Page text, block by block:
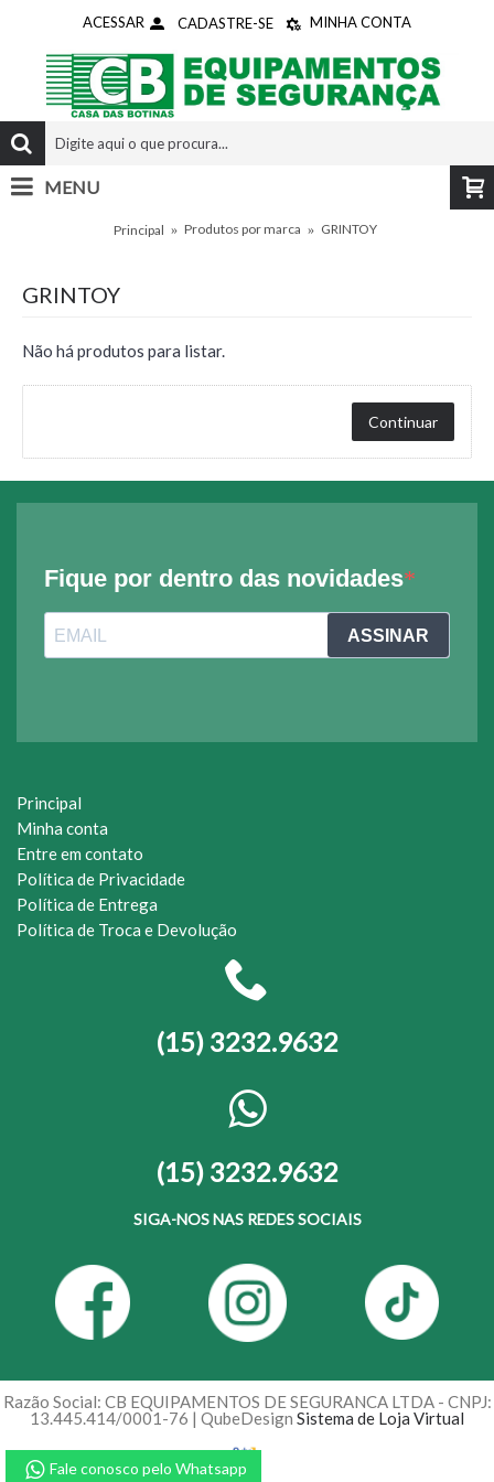
ACESSAR CADASTRE-SE MINHA CONTA
MENU
Principal Produtos por marca GRINTOY
GRINTOY
Não há produtos para listar.
Continuar
Fique por dentro das novidades
ASSINAR
Principal
Minha conta
Entre em contato
Política de Privacidade
Política de Entrega
Política de Troca e Devolução
(15) 3232.9632
(15) 3232.9632
SIGA-NOS NAS REDES SOCIAIS
Razão Social: CB EQUIPAMENTOS DE SEGURANCA LTDA - CNPJ:
13.445.414/0001-76 | QubeDesign Sistema de Loja Virtual
Fale conosco pelo Whatsapp